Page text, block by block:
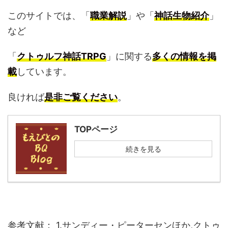
このサイトでは、「職業解説」や「神話生物紹介」
など
「クトゥルフ神話TRPG 」に関する多くの情報を掲
載しています。
良ければ是非ご覧ください。
TOPページ
続きを見る
参考文献： 1.サンディー・ピーターセンほか,クトゥ